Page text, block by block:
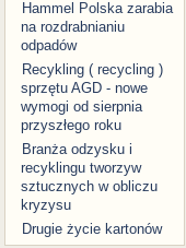
Hammel Polska zarabia
na rozdrabnianiu
odpadów
Recykling ( recycling )
sprzętu AGD - nowe
wymogi od sierpnia
przyszłego roku
Branża odzysku i
recyklingu tworzyw
sztucznych w obliczu
kryzysu
Drugie życie kartonów